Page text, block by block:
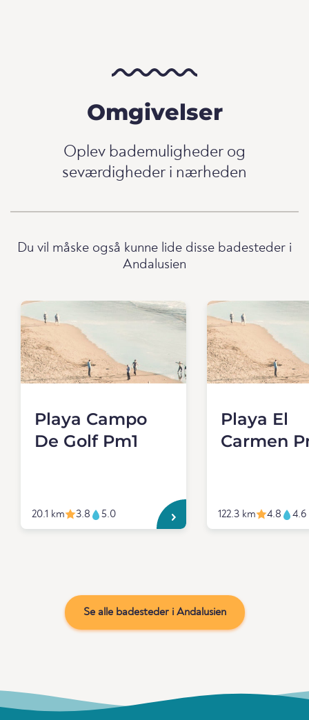
Omgivelser
Oplev bademuligheder og
seværdigheder i nærheden
Du vil måske også kunne lide disse badesteder i
Andalusien
Playa Campo
De Golf Pm1
20.1 km 3.8 5.0
Playa El
Carmen
122.3 km 4.8 4.6
Se alle badesteder i Andalusien